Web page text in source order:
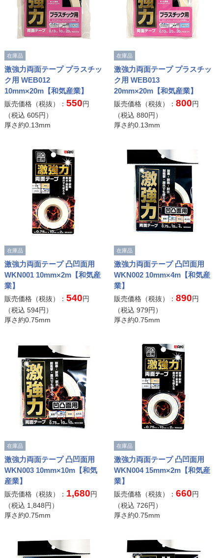
在庫品
激強力両面テープ プラスチッ
ク用 WEB012
10mm×20m【和気産業】
販売価格（税抜）： 550円
（税込 605円）
厚さ約0.13mm
在庫品
激強力両面テープ プラスチッ
ク用 WEB013
20mm×20m【和気産業】
販売価格（税抜）：800円
（税込880円）
厚さ約0.13mm
在庫品
激強力両面テープ 凸凹面用
WKN001 10mm×2m【和気産
業】
販売価格（税抜）： 540円
（税込 594円）
厚さ約0.75mm
在庫品
激強力両面テープ 凸凹面用
WKN002 10mm×4m【和気産
業】
販売価格（税抜）：890円
（税込979円）
厚さ約0.75mm
在庫品
激強力両面テープ 凸凹面用
WKN003 10mm×10m【和気
産業】
販売価格（税抜）： 1,680円
（税込 1,848円）
厚さ約0.75mm
在庫品
激強力両面テープ 凸凹面用
WKN004 15mm×2m【和気産
業】
販売価格（税抜）：660円
（税込726円）
厚さ約0.75mm